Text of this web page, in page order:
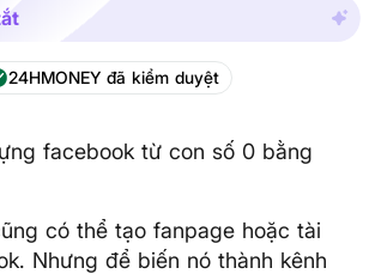
24HMONEY đã kiểm duyệt
facebook từ con số 0 bằng
có thể tạo fanpage hoặc tài
Nhưng để biến nó thành kênh